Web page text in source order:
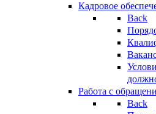
Кадровое
Back
Работа с
Back